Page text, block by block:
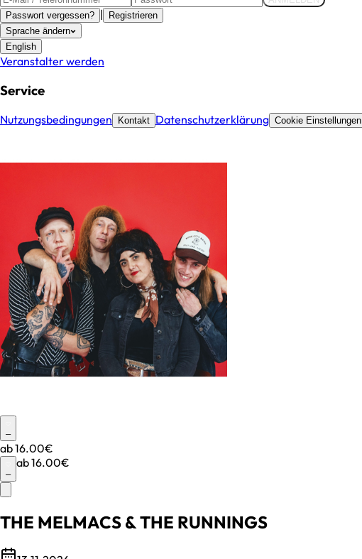
Passwort vergessen? |
Registrieren
Sprache ändern
English
Veranstalter werden
Service
Nutzungsbedingungen Kontakt Datenschutzerklärung Cookie Einstellungen
–
ab16.00€
–
ab16.00€
THE MELMACS & THE RUNNINGS